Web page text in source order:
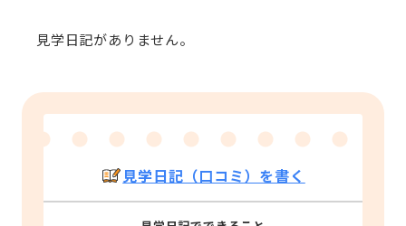
見学日記がありません。
見学日記（口コミ）を書く